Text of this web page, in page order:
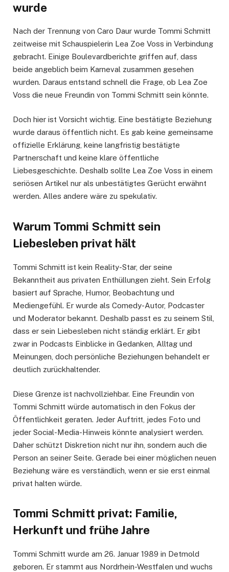
wurde
Nach der Trennung von Caro Daur wurde Tommi Schmitt
zeitweise mit Schauspielerin Lea Zoe Voss in Verbindung
gebracht. Einige Boulevardberichte griffen auf, dass
beide angeblich beim Karneval zusammen gesehen
wurden. Daraus entstand schnell die Frage, ob Lea Zoe
Voss die neue Freundin von Tommi Schmitt sein könnte.
Doch hier ist Vorsicht wichtig. Eine bestätigte Beziehung
wurde daraus öffentlich nicht. Es gab keine gemeinsame
offizielle Erklärung, keine langfristig bestätigte
Partnerschaft und keine klare öffentliche
Liebesgeschichte. Deshalb sollte Lea Zoe Voss in einem
seriösen Artikel nur als unbestätigtes Gerücht erwähnt
werden. Alles andere wäre zu spekulativ.
Warum Tommi Schmitt sein
Liebesleben privat hält
Tommi Schmitt ist kein Reality-Star, der seine
Bekanntheit aus privaten Enthüllungen zieht. Sein Erfolg
basiert auf Sprache, Humor, Beobachtung und
Mediengefühl. Er wurde als Comedy-Autor, Podcaster
und Moderator bekannt. Deshalb passt es zu seinem Stil,
dass er sein Liebesleben nicht ständig erklärt. Er gibt
zwar in Podcasts Einblicke in Gedanken, Alltag und
Meinungen, doch persönliche Beziehungen behandelt er
deutlich zurückhaltender.
Diese Grenze ist nachvollziehbar. Eine Freundin von
Tommi Schmitt würde automatisch in den Fokus der
Öffentlichkeit geraten. Jeder Auftritt, jedes Foto und
jeder Social-Media-Hinweis könnte analysiert werden.
Daher schützt Diskretion nicht nur ihn, sondern auch die
Person an seiner Seite. Gerade bei einer möglichen neuen
Beziehung wäre es verständlich, wenn er sie erst einmal
privat halten würde.
Tommi Schmitt privat: Familie,
Herkunft und frühe Jahre
Tommi Schmitt wurde am 26. Januar 1989 in Detmold
geboren. Er stammt aus Nordrhein-Westfalen und wuchs